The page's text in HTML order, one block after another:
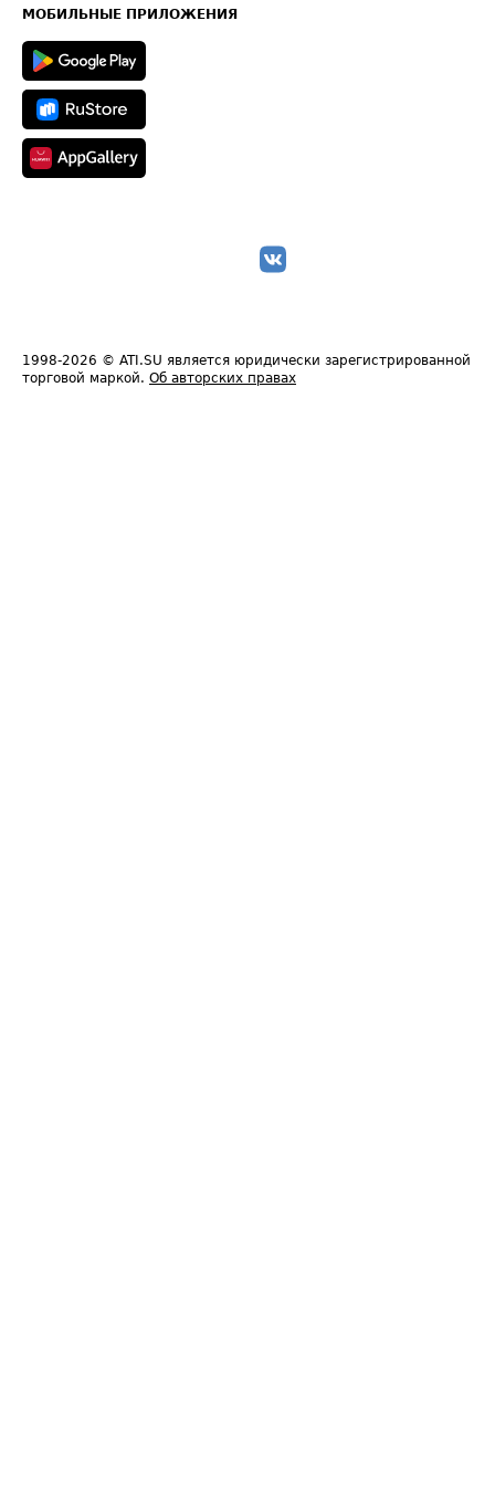
Техническая информация
МОБИЛЬНЫЕ ПРИЛОЖЕНИЯ
1998-2026 © ATI.SU является юридически зарегистрированной
торговой маркой. Об авторских правах